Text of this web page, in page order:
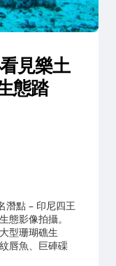
見樂土
態踏
潛點 – 印尼四王
態影像拍攝。
型珊瑚礁生
唇魚、巨硨磲